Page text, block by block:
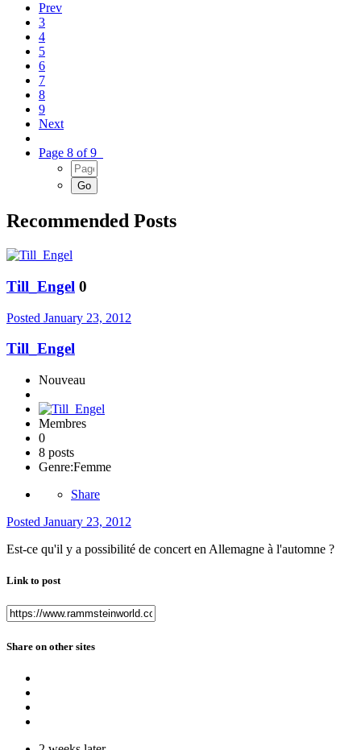
Prev
3
4
5
6
7
8
9
Next
Page 8 of 9
Recommended Posts
Till_Engel 0
Posted January 23, 2012
Till_Engel
Nouveau
Membres
0
8 posts
Genre:Femme
Share
Posted January 23, 2012
Est-ce qu'il y a possibilité de concert en Allemagne à l'automne ?
Link to post
Share on other sites